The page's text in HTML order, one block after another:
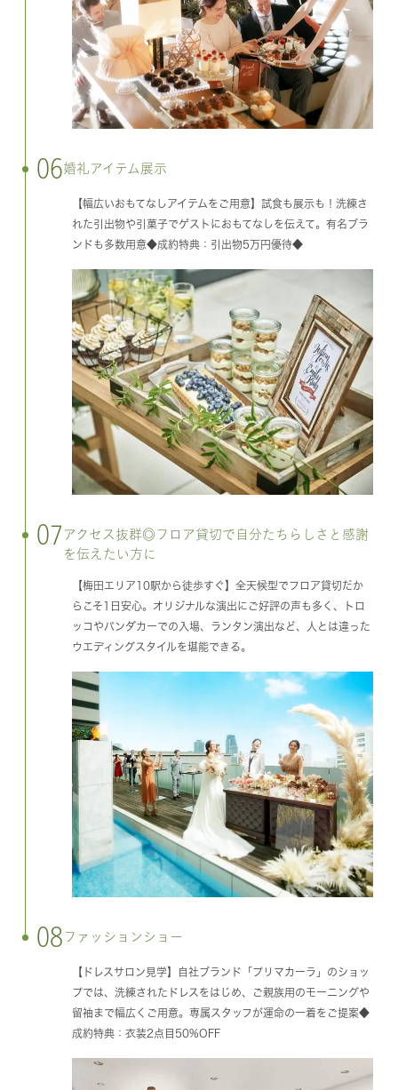
06婚礼アイテム展示
【幅広いおもてなしアイテムをご用意】試食も展示も！洗練さ
れた引出物や引菓子でゲストにおもてなしを伝えて。有名ブラ
ンドも多数用意◆成約特典：引出物5万円優待◆
07 アクセス抜群◎フロア貸切で自分たちらしさと感謝
を伝えたい方に
【梅田エリア10駅から徒歩すぐ】全天候型でフロア貸切だか
らこそ1日安心。オリジナルな演出にご好評の声も多く、トロ
ッコやパンダカーでの入場、ランタン演出など、人とは違った
ウエディングスタイルを堪能できる。
08 ファッションショー
【ドレスサロン見学】自社ブランド「プリマカーラ」のショッ
プでは、洗練されたドレスをはじめ、ご親族用のモーニングや
留袖まで幅広くご用意。専属スタッフが運命の一着をご提案◆
成約特典：衣装2点目50%OFF